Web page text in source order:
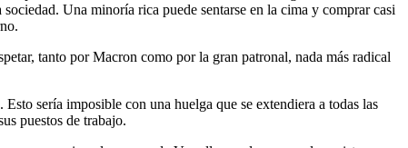
Una minoría rica puede sentarse en la cima y comprar casi
tanto por Macron como por la gran patronal, nada más radical
sería imposible con una huelga que se extendiera a todas las
puestos de trabajo.